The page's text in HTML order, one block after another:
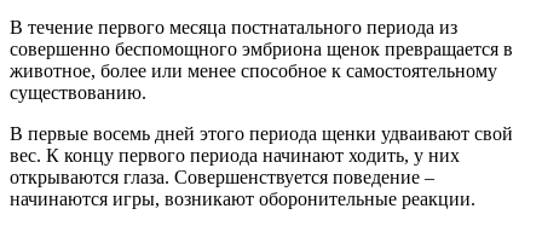
В течение первого месяца постнатального периода из
совершенно беспомощного эмбриона щенок превращается в
животное, более или менее способное к самостоятельному
существованию.
В первые восемь дней этого периода щенки удваивают свой
вес. К концу первого периода начинают ходить, у них
открываются глаза. Совершенствуется поведение –
начинаются игры, возникают оборонительные реакции.